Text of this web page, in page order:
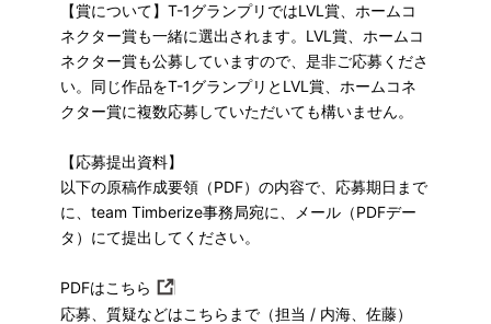
【賞について】T-1グランプリではLVL賞、ホームコ
ネクター賞も一緒に選出されます。LVL賞、ホームコ
ネクター賞も公募していますので、是非ご応募くださ
い。同じ作品をT-1グランプリとLVL賞、ホームコネ
クター賞に複数応募していただいても構いません。
【応募提出資料】
以下の原稿作成要領（PDF）の内容で、応募期日まで
に、team Timberize事務局宛に、メール（PDFデー
タ）にて提出してください。
PDFはこちら
応募、質疑などはこちらまで（担当 / 内海、佐藤）